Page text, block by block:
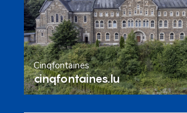
Cinqfontaines
cinqfontaines.lu